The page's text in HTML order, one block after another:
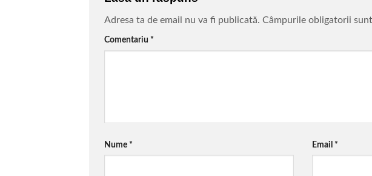
Adresa ta de email nu va fi publicată. Câmpurile obligatorii
Comentariu *
Nume * Email *